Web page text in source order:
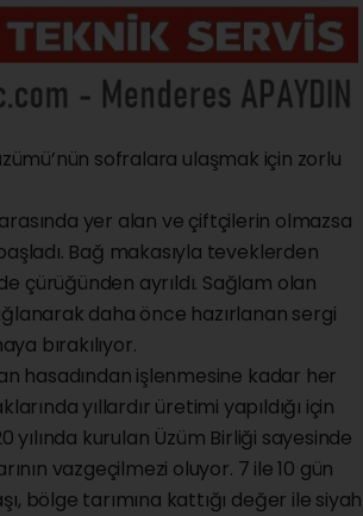
sofralara ulaşmak için zorlu
yer alan ve çiftçilerin olmazsa
Bağ makasıyla teveklerden
çürüğünden ayrıldı. Sağlam olan
daha önce hazırlanan sergi
bırakılıyor.
hasadından işlenmesine kadar her
yıllardır üretimi yapıldığı için
kurulan Üzüm Birliği sayesinde
vazgeçilmezi oluyor. 7 ile 10 gün
bölge tarımına kattığı değer ile siyah